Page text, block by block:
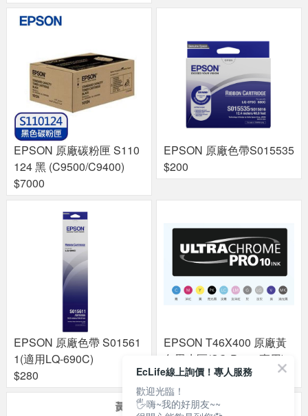
EPSON 原廠碳粉匣 S110
124 黑 (C9500/C9400)
$7000
EPSON 原廠色帶S015535
$200
EPSON 原廠色帶 S01561
1(適用LQ-690C)
$280
EPSON T46X400 原廠黃
色墨水匣(SC-P703 專用)
$1204
EcLife線上詢價！專人服務
歡迎光臨！
🖐嗨~我的好朋友~~